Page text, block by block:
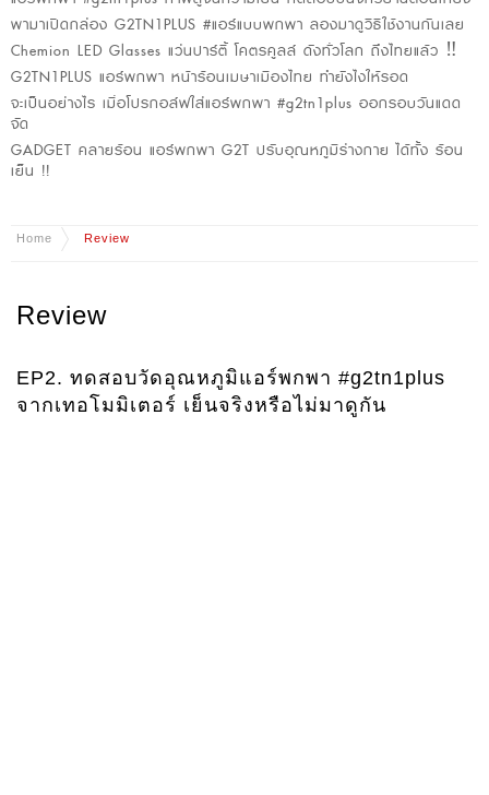
พามาเปิดกล่อง G2TN1PLUS #แอร์แบบพกพา ลองมาดูวิธีใช้งานกันเลย
Chemion LED Glasses แว่นปาร์ตี้ โคตรคูลล์ ดังทั่วโลก ถึงไทยแล้ว ‼️
G2TN1PLUS แอร์พกพา หน้าร้อนเมษาเมืองไทย ทำยังไงให้รอด
จะเป็นอย่างไร เมื่อโปรกอล์ฟใส่แอร์พกพา #g2tn1plus ออกรอบวันแดด
จัด
GADGET คลายร้อน แอร์พกพา G2T ปรับอุณหภูมิร่างกาย ได้ทั้ง ร้อน
เย็น !!
Home Review
Review
EP2. ทดสอบวัดอุณหภูมิแอร์พกพา #g2tn1plus
จากเทอโมมิเตอร์ เย็นจริงหรือไม่มาดูกัน